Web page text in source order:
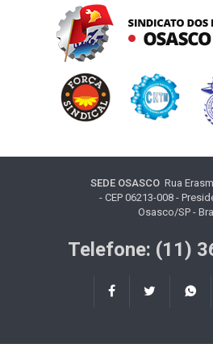
SEDE OSASCORua
- CEP 06213-008 -
Osasco/SP -
Telefone: (11)